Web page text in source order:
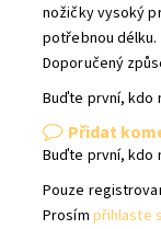
nožičky vysoký
potřebnou délku.
Doporučený
Buďte první, kdo
Přidat
Buďte první, kdo
Pouze
Prosím přihlaste